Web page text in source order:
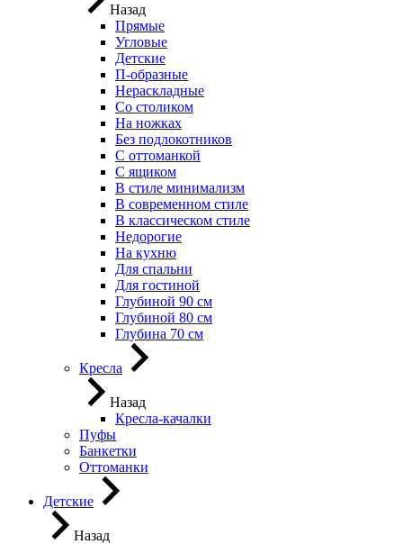
Назад
Прямые
Угловые
Детские
П-образные
Нераскладные
Со столиком
На ножках
Без подлокотников
С оттоманкой
С ящиком
В стиле минимализм
В современном стиле
В классическом стиле
Недорогие
На кухню
Для спальни
Для гостиной
Глубиной 90 см
Глубиной 80 см
Глубина 70 см
Кресла
Назад
Кресла-качалки
Пуфы
Банкетки
Оттоманки
Детские
Назад